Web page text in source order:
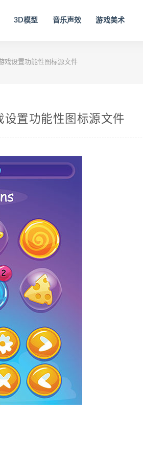
3D模型 音乐声效 游戏美术
戏设置功能性图标源文件
置功能性图标源文件